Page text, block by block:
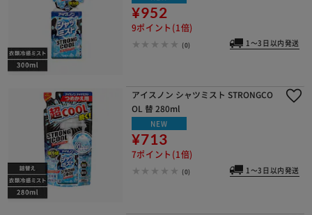
¥952
9ポイント(1倍)
(0) 1～3日以内発送
アイスノン シャツミスト STRONGCO
OL 替 280ml
NEW
¥713
7ポイント(1倍)
(0) 1～3日以内発送